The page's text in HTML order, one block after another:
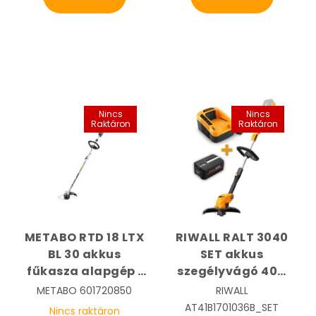
Nincs
Raktáron
METABO RTD 18 LTX
BL 30 akkus
fűkasza alapgép |
METABO 601720850
METABO 601720850
Nincs raktáron
Nincs
Raktáron
RIWALL RALT 3040
SET akkus
szegélyvágó 40V
töltő + akku |
RIWALL
RIWALL
AT41B1701036B_SET